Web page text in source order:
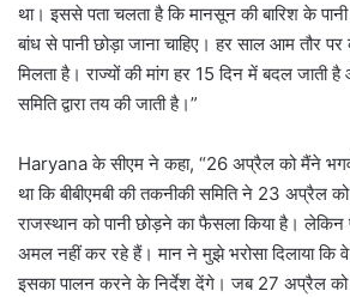
था। इससे पता चलता है कि मानसून की बारिश के
बांध से पानी छोड़ा जाना चाहिए। हर साल आम तौर
मिलता है। राज्यों की मांग हर 15 दिन में बदल जाती है
समिति द्वारा तय की जाती है।”
Haryana के सीएम ने कहा, “26 अप्रैल को मैंने
था कि बीबीएमबी की तकनीकी समिति ने 23 अप्रैल को
राजस्थान को पानी छोड़ने का फैसला किया है।
अमल नहीं कर रहे हैं। मान ने मुझे भरोसा दिलाया कि
इसका पालन करने के निर्देश देंगे। जब 27 अप्रैल